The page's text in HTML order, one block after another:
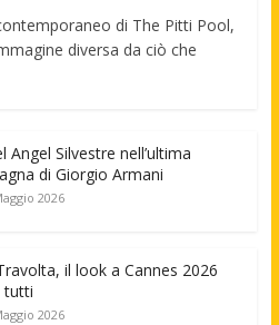
di The Pitti Pool,
diversa da ciò che
Angel Silvestre nell’ultima
di Giorgio Armani
2026
il look a Cannes 2026
tutti
2026